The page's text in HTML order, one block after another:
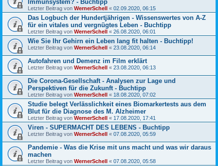
Immunsystem? - Buchtipp
Letzter Beitrag von WernerSchell « 02.09.2020, 06:15
Das Logbuch der Hundertjährigen - Wissenswertes von A-Z
für ein vitales und vergnügtes Leben - Buchtipp
Letzter Beitrag von WernerSchell « 26.08.2020, 06:01
Wie Sie Ihr Gehirn ein Leben lang fit halten - Buchtipp!
Letzter Beitrag von WernerSchell « 23.08.2020, 06:14
Autofahren und Demenz im Film erklärt
Letzter Beitrag von WernerSchell « 23.08.2020, 06:13
Die Corona-Gesellschaft - Analysen zur Lage und
Perspektiven für die Zukunft - Buchtipp
Letzter Beitrag von WernerSchell « 18.08.2020, 07:02
Studie belegt Verlässlichkeit eines Biomarkertests aus dem
Blut für die Diagnose des M. Alzheimer
Letzter Beitrag von WernerSchell « 17.08.2020, 17:41
Viren - SUPERMACHT DES LEBENS - Buchtipp
Letzter Beitrag von WernerSchell « 07.08.2020, 05:59
Pandemie - Was die Krise mit uns macht und was wir daraus
machen
Letzter Beitrag von WernerSchell « 07.08.2020, 05:58